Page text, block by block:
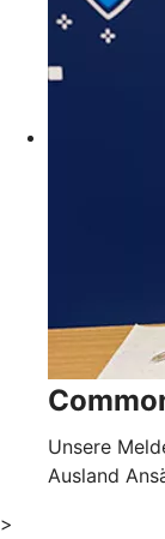
Unsere
Ausland
>